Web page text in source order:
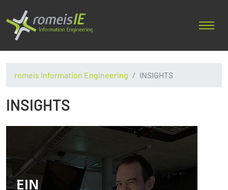
romeis Information Engineering INSIGHTS
INSIGHTS